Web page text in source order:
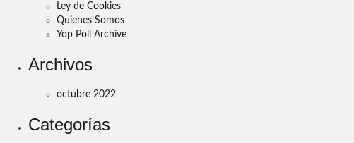
Ley de Cookies
Quienes Somos
Yop Poll Archive
Archivos
octubre 2022
Categorías